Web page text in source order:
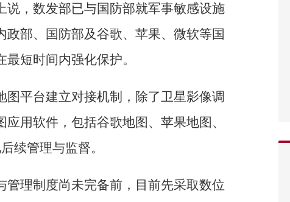
说，数发部已与国防部就军事敏感设施
政部、国防部及谷歌、苹果、微软等国
短时间内强化保护。
图平台建立对接机制，除了卫星影像调
用软件，包括谷歌地图、苹果地图、
续管理与监督。
管理制度尚未完备前，目前先采取数位